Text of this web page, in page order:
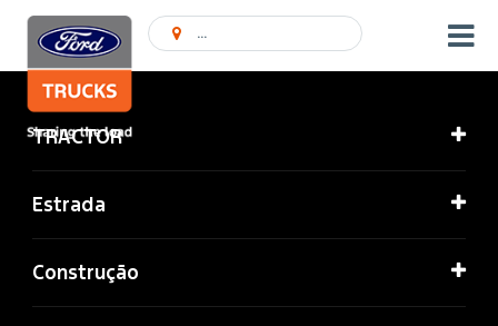
Encontrar concessionário
TRACTOR
Estrada
Construção